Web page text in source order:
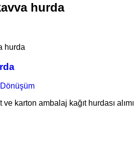
hurda
hurda
ve karton ambalaj kağıt hurdası alımı